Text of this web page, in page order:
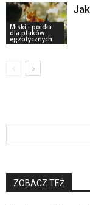
Miski i poidła
dla ptaków
egzotycznych
ZOBACZ TEŻ